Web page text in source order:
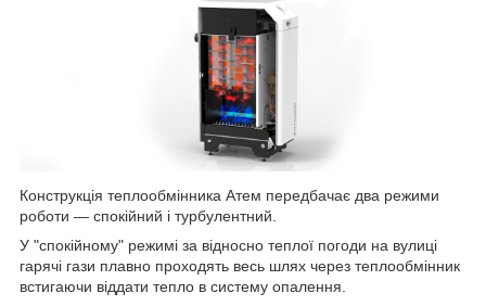
Конструкція теплообмінника Атем передбачає два режими
роботи — спокійний і турбулентний.
У "спокійному" режимі за відносно теплої погоди на вулиці
гарячі гази плавно проходять весь шлях через теплообмінник
встигаючи віддати тепло в систему опалення.